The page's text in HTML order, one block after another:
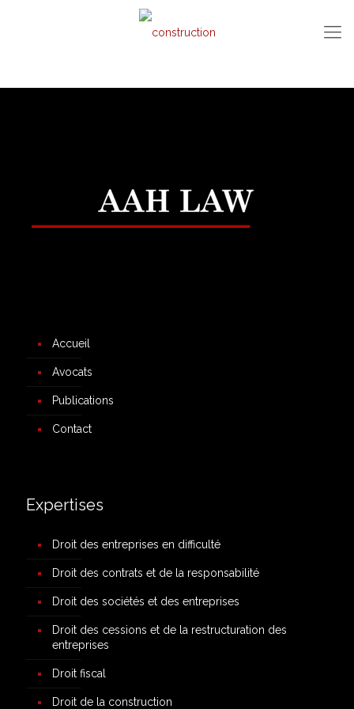
Accueil
Avocats
Publications
Contact
Expertises
Droit des entreprises en difficulté
Droit des contrats et de la responsabilité
Droit des sociétés et des entreprises
Droit des cessions et de la restructuration des
entreprises
Droit fiscal
Droit de la construction